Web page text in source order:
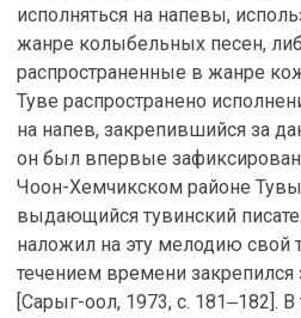
исполняться на напевы,
жанре колыбельных песен,
распространенные в жанре
Туве распространено
на напев, закрепившийся за
он был впервые
Чоон-Хемчикском районе Тувы
выдающийся тувинский
наложил на эту мелодию свой
течением времени
[Сарыг-оол, 1973, с. 181‒182].